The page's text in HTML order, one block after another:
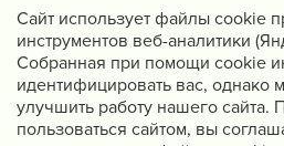
Нижний Новгород, Казанское
Политика
Перезвоните
Cайт использует файлы cookie
инструментов веб-аналитики
Собранная при помощи cookie
идентифицировать вас, однако
улучшить работу нашего сайта.
пользоваться сайтом, вы